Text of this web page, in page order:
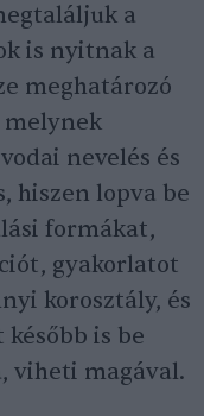
a
is nyitnak a
meghatározó
nevelés és
hiszen lopva be
formákat,
gyakorlatot
korosztály, és
is be
viheti magával.